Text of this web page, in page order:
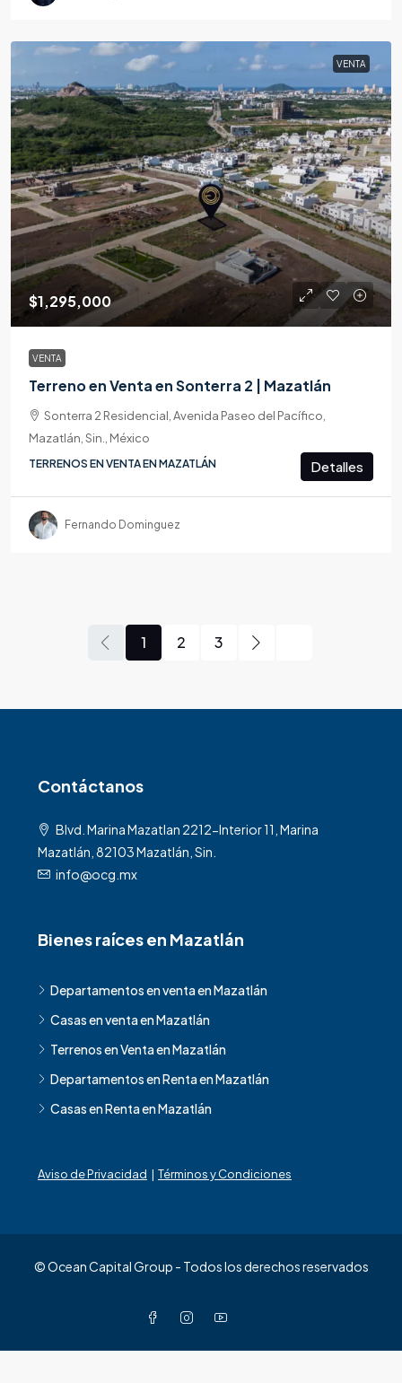
VENTA
$1,295,000
VENTA
Terreno en Venta en Sonterra 2 | Mazatlán
Sonterra 2 Residencial, Avenida Paseo del Pacífico,
Mazatlán, Sin., México
TERRENOS EN VENTA EN MAZATLÁN Detalles
Fernando Dominguez
1 2 3
Contáctanos
Blvd. Marina Mazatlan 2212-Interior 11, Marina
Mazatlán, 82103 Mazatlán, Sin.
info@ocg.mx
Bienes raíces en Mazatlán
Departamentos en venta en Mazatlán
Casas en venta en Mazatlán
Terrenos en Venta en Mazatlán
Departamentos en Renta en Mazatlán
Casas en Renta en Mazatlán
Aviso de Privacidad | Términos y Condiciones
© Ocean Capital Group - Todos los derechos reservados